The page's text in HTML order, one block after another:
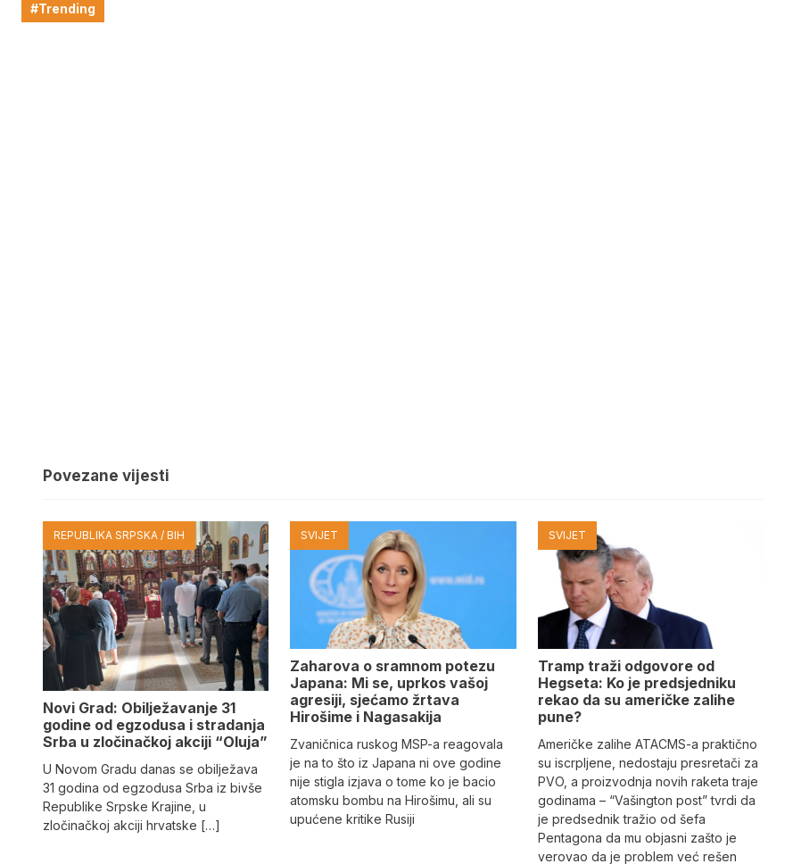
#Trending
Povezane vijesti
REPUBLIKA SRPSKA / BIH
Novi Grad: Obilježavanje 31
godine od egzodusa i stradanja
Srba u zločinačkoj akciji “Oluja”
U Novom Gradu danas se obilježava
31 godina od egzodusa Srba iz bivše
Republike Srpske Krajine, u
zločinačkoj akciji hrvatske […]
SVIJET
Zaharova o sramnom potezu
Japana: Mi se, uprkos vašoj
agresiji, sjećamo žrtava
Hirošime i Nagasakija
Zvaničnica ruskog MSP-a reagovala
je na to što iz Japana ni ove godine
nije stigla izjava o tome ko je bacio
atomsku bombu na Hirošimu, ali su
upućene kritike Rusiji
SVIJET
Tramp traži odgovore od
Hegseta: Ko je predsjedniku
rekao da su američke zalihe
pune?
Američke zalihe ATACMS-a praktično
su iscrpljene, nedostaju presretači za
PVO, a proizvodnja novih raketa traje
godinama – “Vašington post” tvrdi da
je predsednik tražio od šefa
Pentagona da mu objasni zašto je
verovao da je problem već rešen